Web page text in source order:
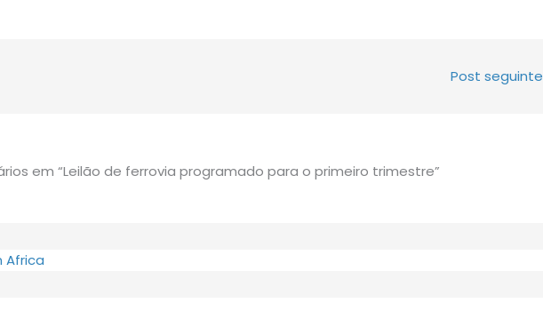
Post seguinte
em “Leilão de ferrovia programado para o primeiro trimestre”
Africa